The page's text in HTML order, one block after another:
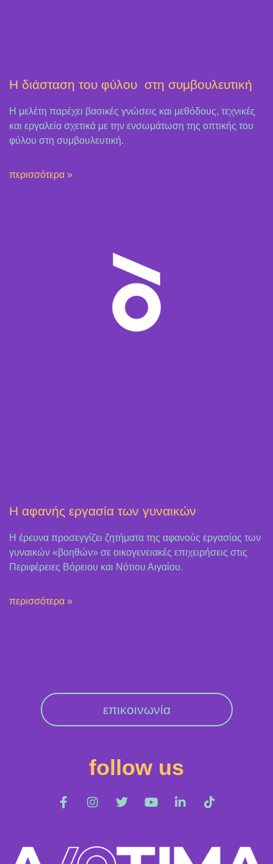
Η διάσταση του φύλου στη συμβουλευτική
Η μελέτη παρέχει βασικές γνώσεις και μεθόδους, τεχνικές
και εργαλεία σχετικά με την ενσωμάτωση της οπτικής του
φύλου στη συμβουλευτική.
περισσότερα »
Η αφανής εργασία των γυναικών
Η έρευνα προσεγγίζει ζητήματα της αφανούς εργασίας των
γυναικών «βοηθών» σε οικογενειακές επιχειρήσεις στις
Περιφέρειες Βόρειου και Νότιου Αιγαίου.
περισσότερα »
επικοινωνία
follow us